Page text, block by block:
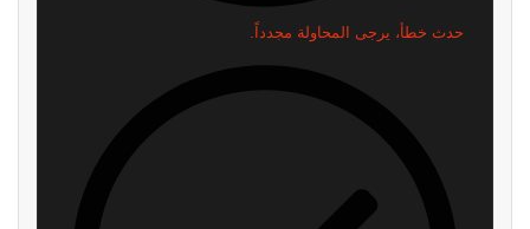
حدث خطأ، يرجى المحاولة مجدداً.